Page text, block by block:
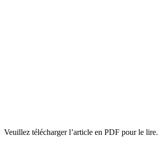
Veuillez télécharger l’article en PDF pour le lire.